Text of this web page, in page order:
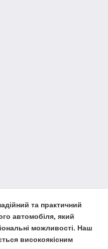
на ручці
на ключі
та практичний
автомобіля, який
можливості. Наш
високоякісним